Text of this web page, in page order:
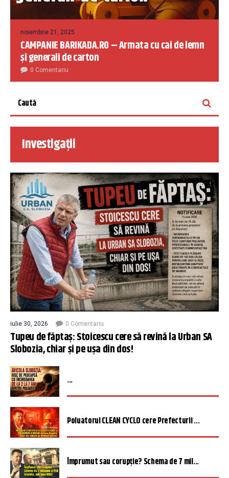
noiembrie 21, 2025
CAMPANIE BARIKADA.RO – Armata cu cai de lemn
și generali de carton
0 Comentariu
Investigații
iulie 30, 2026 0 Comentariu
Tupeu de făptaș: Stoicescu cere să revină la Urban SA
Slobozia, chiar și pe ușa din dos!
...
Poluatorul CLEAN CYCLO cere Prefecturii ...
Împrumut sau corupție? Schema de 7 mil...